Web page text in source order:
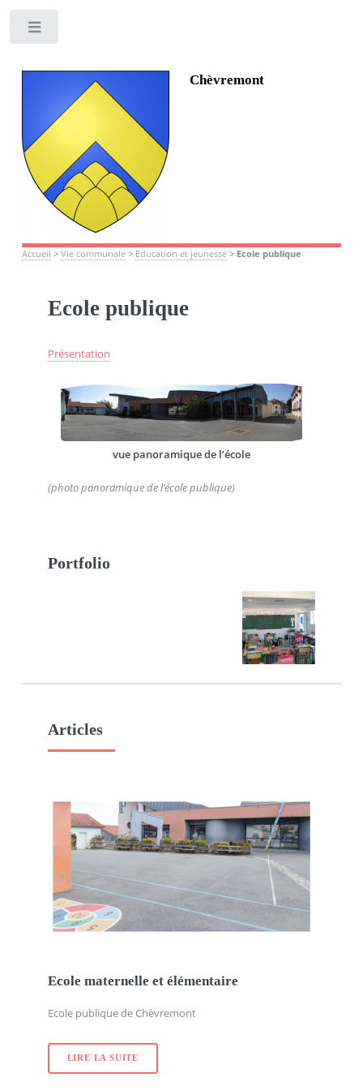
Chèvremont
Accueil > Vie communale> Education et jeunesse> Ecole publique
Ecole publique
Présentation
vue panoramique de l’école
(photo panoramique de l’école publique)
Portfolio
Articles
Ecole maternelle et élémentaire
Ecole publique de Chèvremont
LIRE LA SUITE